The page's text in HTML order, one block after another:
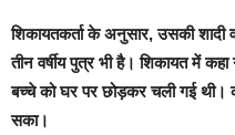
शिकायतकर्ता के अनुसार, उसकी
तीन वर्षीय पुत्र भी है। शिकायत में
बच्चे को घर पर छोड़कर चली गई थी।
सका।